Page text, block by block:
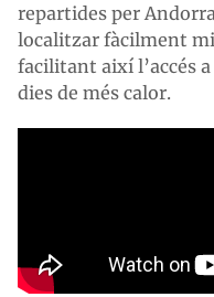
repartides per
localitzar fàcilment
facilitant així l’accés
dies de més calor.